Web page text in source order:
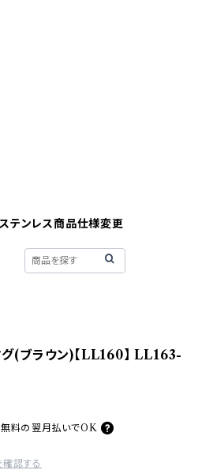
ステンレス商品仕様変更
グ(ブラウン)【LL160】 LL163-
料の 翌月払いでOK
認する